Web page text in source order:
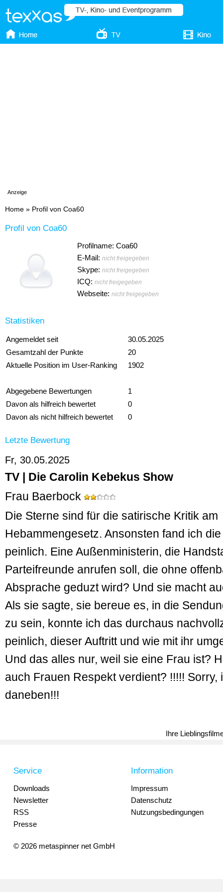
Anzeige
Home » Profil von Coa60
Profil von Coa60
Profilname: Coa60
E-Mail: nicht freigegeben
Skype: nicht freigegeben
ICQ: nicht freigegeben
Webseite: nicht freigegeben
Statistiken
Angemeldet seit
30.05.2025
Gesamtzahl der Punkte
20
Aktuelle Position im User-Ranking
1902
Abgegebene Bewertungen
1
Davon als hilfreich bewertet
0
Davon als nicht hilfreich bewertet
0
Letzte Bewertung
Fr, 30.05.2025
TV | Die Carolin Kebekus Show
Frau Baerbock
Die Sterne sind für die satirische Kritik am
Hebammengesetz. Ansonsten fand ich
peinlich. Eine Außenministerin, die
Parteifreunde anrufen soll, die ohne
Absprache geduzt wird? Und sie macht
Als sie sagte, sie bereue es, in die
zu sein, konnte ich das durchaus
peinlich, dieser Auftritt und wie mit ihr
Und das alles nur, weil sie eine Frau ist?
auch Frauen Respekt verdient? !!!!! Sorry,
daneben!!!
Ihre
Service
Downloads
Newsletter
RSS
Presse
Information
Impressum
Datenschutz
Nutzungsbedingungen
© 2026 metaspinner net GmbH